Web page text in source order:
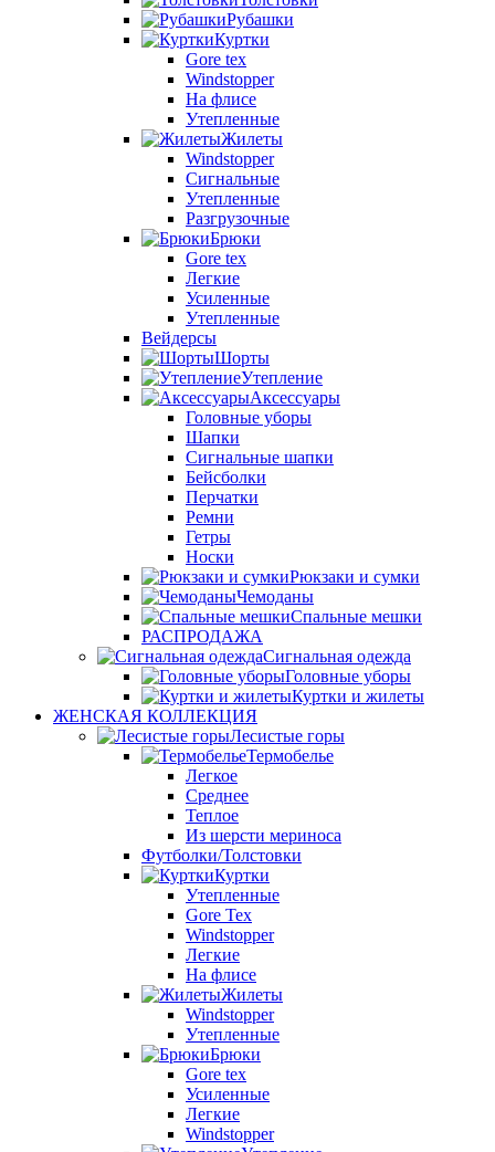
Рубашки
Куртки
Gore tex
Windstopper
На флисе
Утепленные
Жилеты
Windstopper
Сигнальные
Утепленные
Разгрузочные
Брюки
Gore tex
Легкие
Усиленные
Утепленные
Вейдерсы
Шорты
Утепление
Аксессуары
Головные уборы
Шапки
Сигнальные шапки
Бейсболки
Перчатки
Ремни
Гетры
Носки
Рюкзаки и сумки
Чемоданы
Спальные мешки
РАСПРОДАЖА
Сигнальная одежда
Головные уборы
Куртки и жилеты
ЖЕНСКАЯ КОЛЛЕКЦИЯ
Лесистые горы
Термобелье
Легкое
Среднее
Теплое
Из шерсти мериноса
Футболки/Толстовки
Куртки
Утепленные
Gore Tex
Windstopper
Легкие
На флисе
Жилеты
Windstopper
Утепленные
Брюки
Gore tex
Усиленные
Легкие
Windstopper